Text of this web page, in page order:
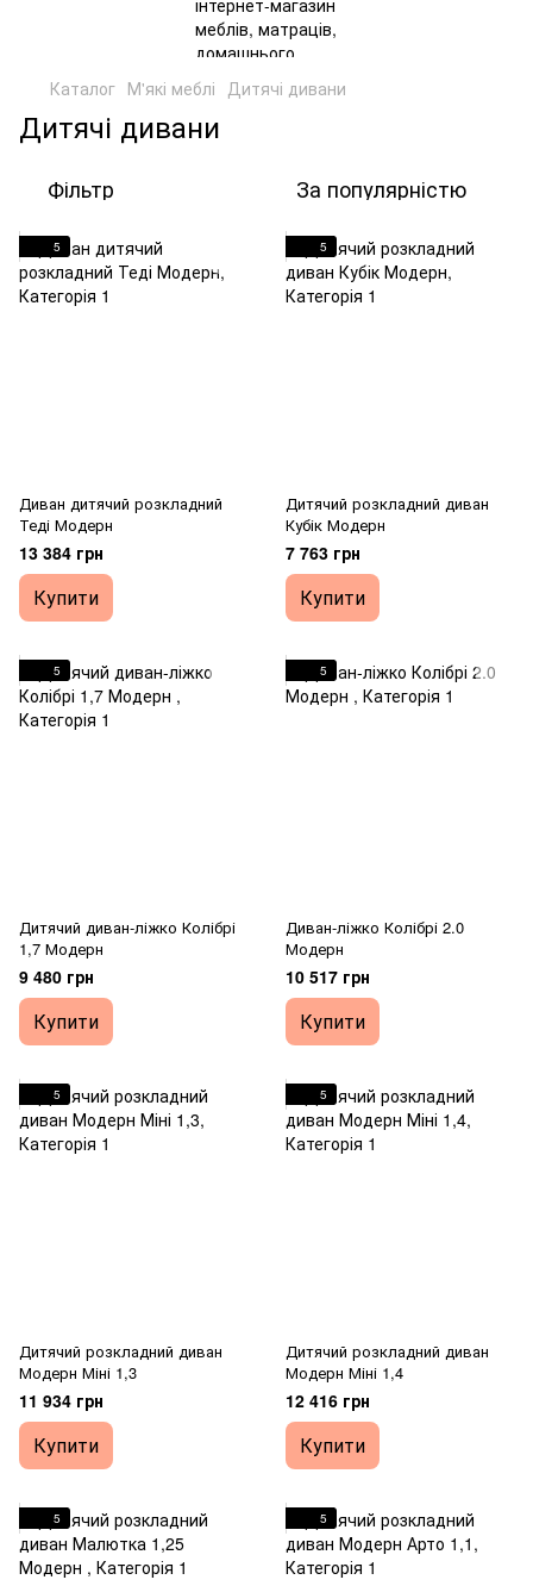
Каталог М'які меблі Дитячі дивани
Дитячі дивани
Фільтр За популярністю
5
Диван дитячий розкладний
Теді Модерн
13 384 грн
Купити
5
Дитячий розкладний диван
Кубік Модерн
7 763 грн
Купити
5
Дитячий диван-ліжко Колібрі
1,7 Модерн
9 480 грн
Купити
5
Диван-ліжко Колібрі 2.0
Модерн
10 517 грн
Купити
5
Дитячий розкладний диван
Модерн Міні 1,3
11 934 грн
Купити
5
Дитячий розкладний диван
Модерн Міні 1,4
12 416 грн
Купити
5 5